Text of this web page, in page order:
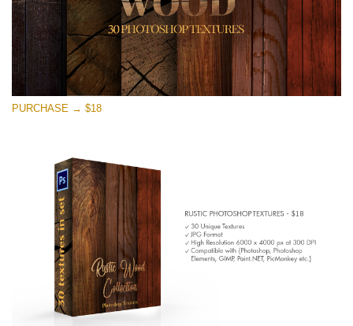
Entire Collection
(1783 Overlays)
Large 6000*4000px
Free download
PURCHASE → $18